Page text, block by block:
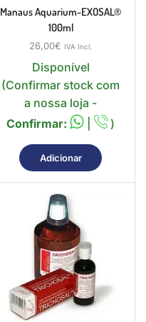
Manaus Aquarium-EXOSAL®
100ml
26,00€ IVA Incl.
Disponível
(Confirmar stock com
a nossa loja -
Confirmar:
| )
Adicionar